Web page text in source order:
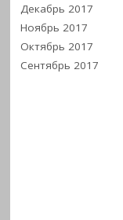
Декабрь 2017
Ноябрь 2017
Октябрь 2017
Сентябрь 2017